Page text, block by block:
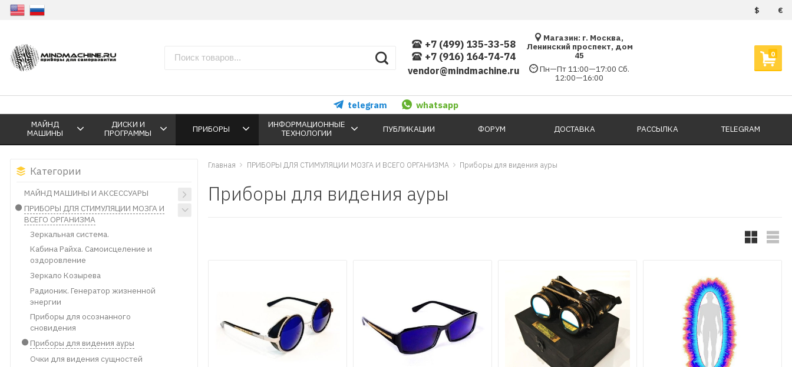
$ €
+7 (499) 135-33-58
+7 (916) 164-74-74
vendor@mindmachine.ru
Магазин: г. Москва,
Ленинский проспект, дом
45
Пн—Пт 11:00—17:00 Сб.
12:00—16:00
0
telegram whatsapp
МАЙНД
МАШИНЫ
ДИСКИ И
ПРОГРАММЫ
ПРИБОРЫ
ИНФОРМАЦИОННЫЕ
ТЕХНОЛОГИИ
ПУБЛИКАЦИИ ФОРУМ ДОСТАВКА РАССЫЛКА TELEGRAM
Категории
МАЙНД МАШИНЫ И АКСЕССУАРЫ
ПРИБОРЫ ДЛЯ СТИМУЛЯЦИИ МОЗГА И
ВСЕГО ОРГАНИЗМА
Зеркальная система.
Кабина Райха. Самоисцеление и
оздоровление
Зеркало Козырева
Радионик. Генератор жизненной
энергии
Приборы для осознанного
сновидения
Приборы для видения ауры
Очки для видения сущностей
Главная ПРИБОРЫ ДЛЯ СТИМУЛЯЦИИ МОЗГА И ВСЕГО ОРГАНИЗМА Приборы для видения ауры
Приборы для видения ауры